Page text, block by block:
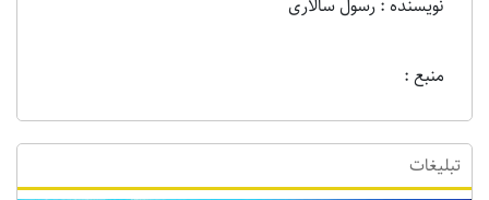
نویسنده : رسول سالاری
منبع :
تبلیغات